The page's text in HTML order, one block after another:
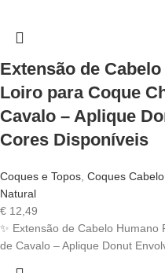
Extensão de
Loiro para Coque
Cavalo – Aplique
Cores Disponíveis
Coques e Topos Coques
Natural
€ 12,49
✨ Extensão de Cabelo
de Cavalo – Aplique Donut